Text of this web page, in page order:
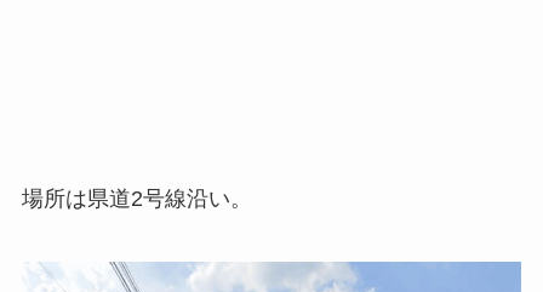
場所は県道2号線沿い。